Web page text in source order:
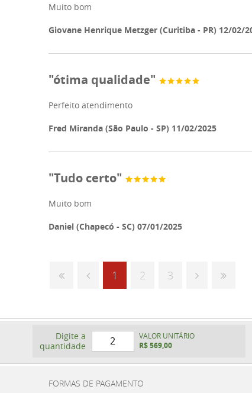
Muito bom
Giovane Henrique Metzger (Curitiba - PR) 12/02/
"ótima qualidade"
Perfeito atendimento
Fred Miranda (São Paulo - SP) 11/02/2025
"Tudo certo"
Muito bom
Daniel (Chapecó - SC) 07/01/2025
1 2 3
Digite a
quantidade
VALOR UNITÁRIO
R$ 569,00
FORMAS DE PAGAMENTO